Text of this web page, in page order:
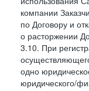
компании
по Договору и
о расторжении
3.10. При
одно
юридического/